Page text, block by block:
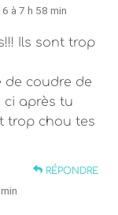
à 7 h 58 min
Ils sont trop
de coudre de
ci après tu
trop chou tes
RÉPONDRE